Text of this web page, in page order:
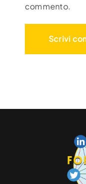
commento.